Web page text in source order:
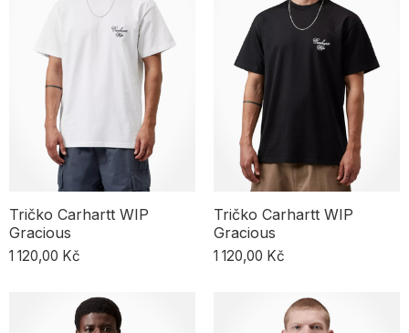
Tričko Carhartt WIP
Gracious
1 120,00 Kč
Tričko Carhartt WIP
Gracious
1 120,00 Kč